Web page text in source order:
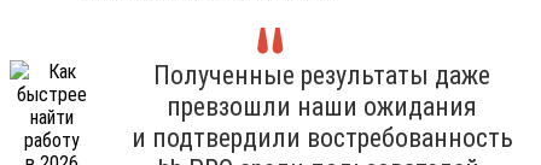
Полученные результаты даже
превзошли наши ожидания
и подтвердили востребованность